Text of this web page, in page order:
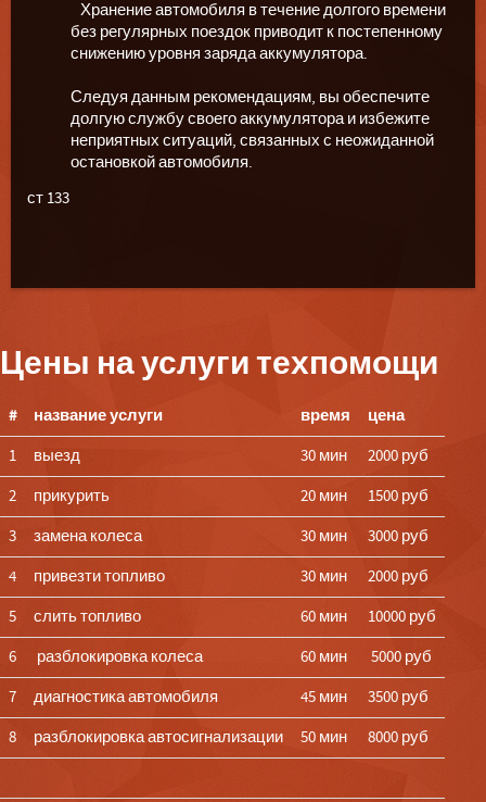
Хранение автомобиля в течение долгого времени
без регулярных поездок приводит к постепенному
снижению уровня заряда аккумулятора.
Следуя данным рекомендациям, вы обеспечите
долгую службу своего аккумулятора и избежите
неприятных ситуаций, связанных с неожиданной
остановкой автомобиля.
ст 133
Цены на услуги техпомощи
# название услуги время цена
1 выезд 30 мин 2000 руб
2 прикурить 20 мин 1500 руб
3 замена колеса 30 мин 3000 руб
4 привезти топливо 30 мин 2000 руб
5 слить топливо 60 мин 10000 руб
6 разблокировка колеса 60 мин 5000 руб
7 диагностика автомобиля 45 мин 3500 руб
8 разблокировка автосигнализации 50 мин 8000 руб